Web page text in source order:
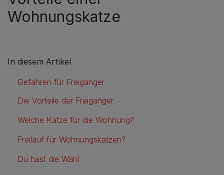
Wohnungskatze
In diesem Artikel
Gefahren für Freigänger
Die Vorteile der Freigänger
Welche Katze für die Wohnung?
Freilauf für Wohnungskatzen?
Du hast die Wahl